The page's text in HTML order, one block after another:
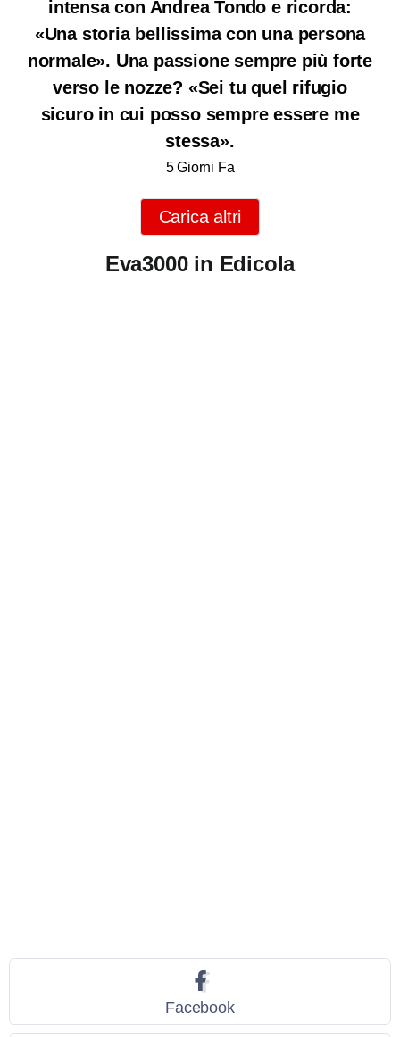
intensa con Andrea Tondo e ricorda:
«Una storia bellissima con una persona
normale». Una passione sempre più forte
verso le nozze? «Sei tu quel rifugio
sicuro in cui posso sempre essere me
stessa».
5 Giorni Fa
Carica altri
Eva3000 in Edicola
Facebook